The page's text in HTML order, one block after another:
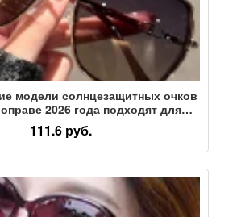
модели солнцезащитных очков
2026 года подходят для
лица, солнцезащитные очки с
солнцезащитный крем и
от ультрафиолета
111.6 руб.